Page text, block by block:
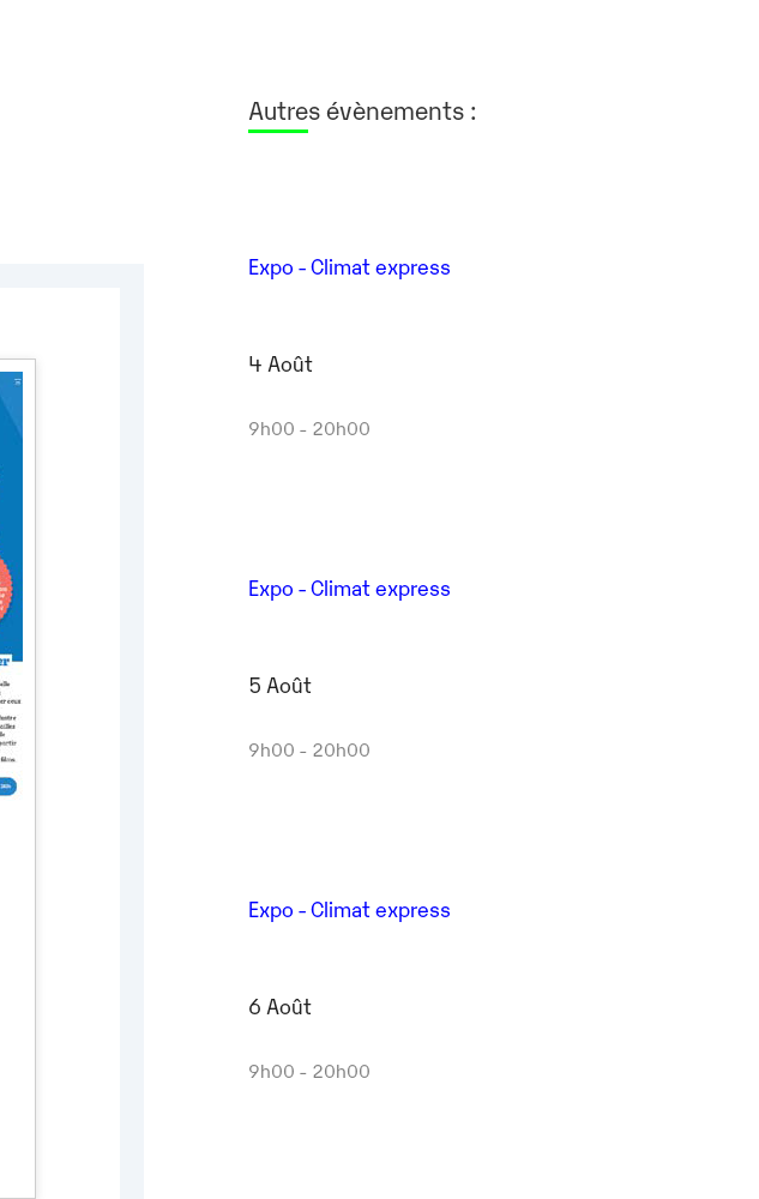
Autres évènements :
Expo - Climat express
4 Août
9h00 - 20h00
Expo - Climat express
5 Août
9h00 - 20h00
Expo - Climat express
6 Août
9h00 - 20h00